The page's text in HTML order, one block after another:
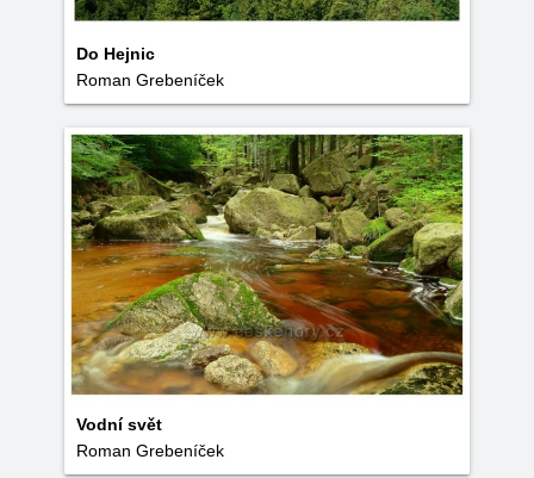
Do Hejnic
Roman Grebeníček
Vodní svět
Roman Grebeníček